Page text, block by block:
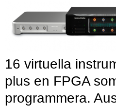
16 virtuella
plus en FPGA
programmera.